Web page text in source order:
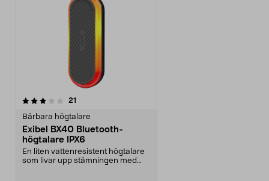
21
Bärbara högtalare
Exibel BX40 Bluetooth-
högtalare IPX6
En liten vattenresistent högtalare
som livar upp stämningen med